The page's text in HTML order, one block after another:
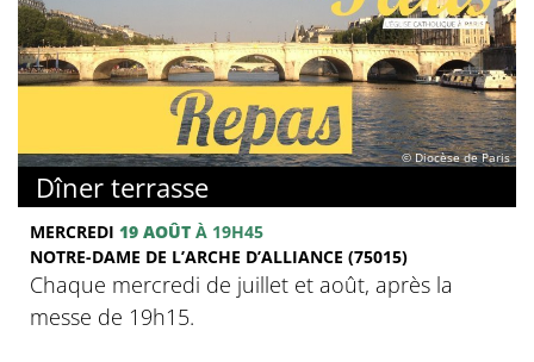
© Diocèse de Paris
Dîner terrasse
MERCREDI 19 AOÛT À 19H45
NOTRE-DAME DE L’ARCHE D’ALLIANCE (75015)
Chaque mercredi de juillet et août, après la
messe de 19h15.